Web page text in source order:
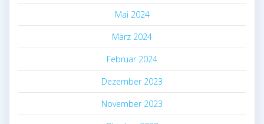
Mai 2024
März 2024
Februar 2024
Dezember 2023
November 2023